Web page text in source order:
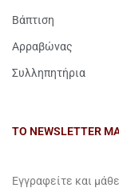
Βάπτιση
Αρραβώνας
Συλληπητήρια
ΤΟ NEWSLETTER
Εγγραφείτε και